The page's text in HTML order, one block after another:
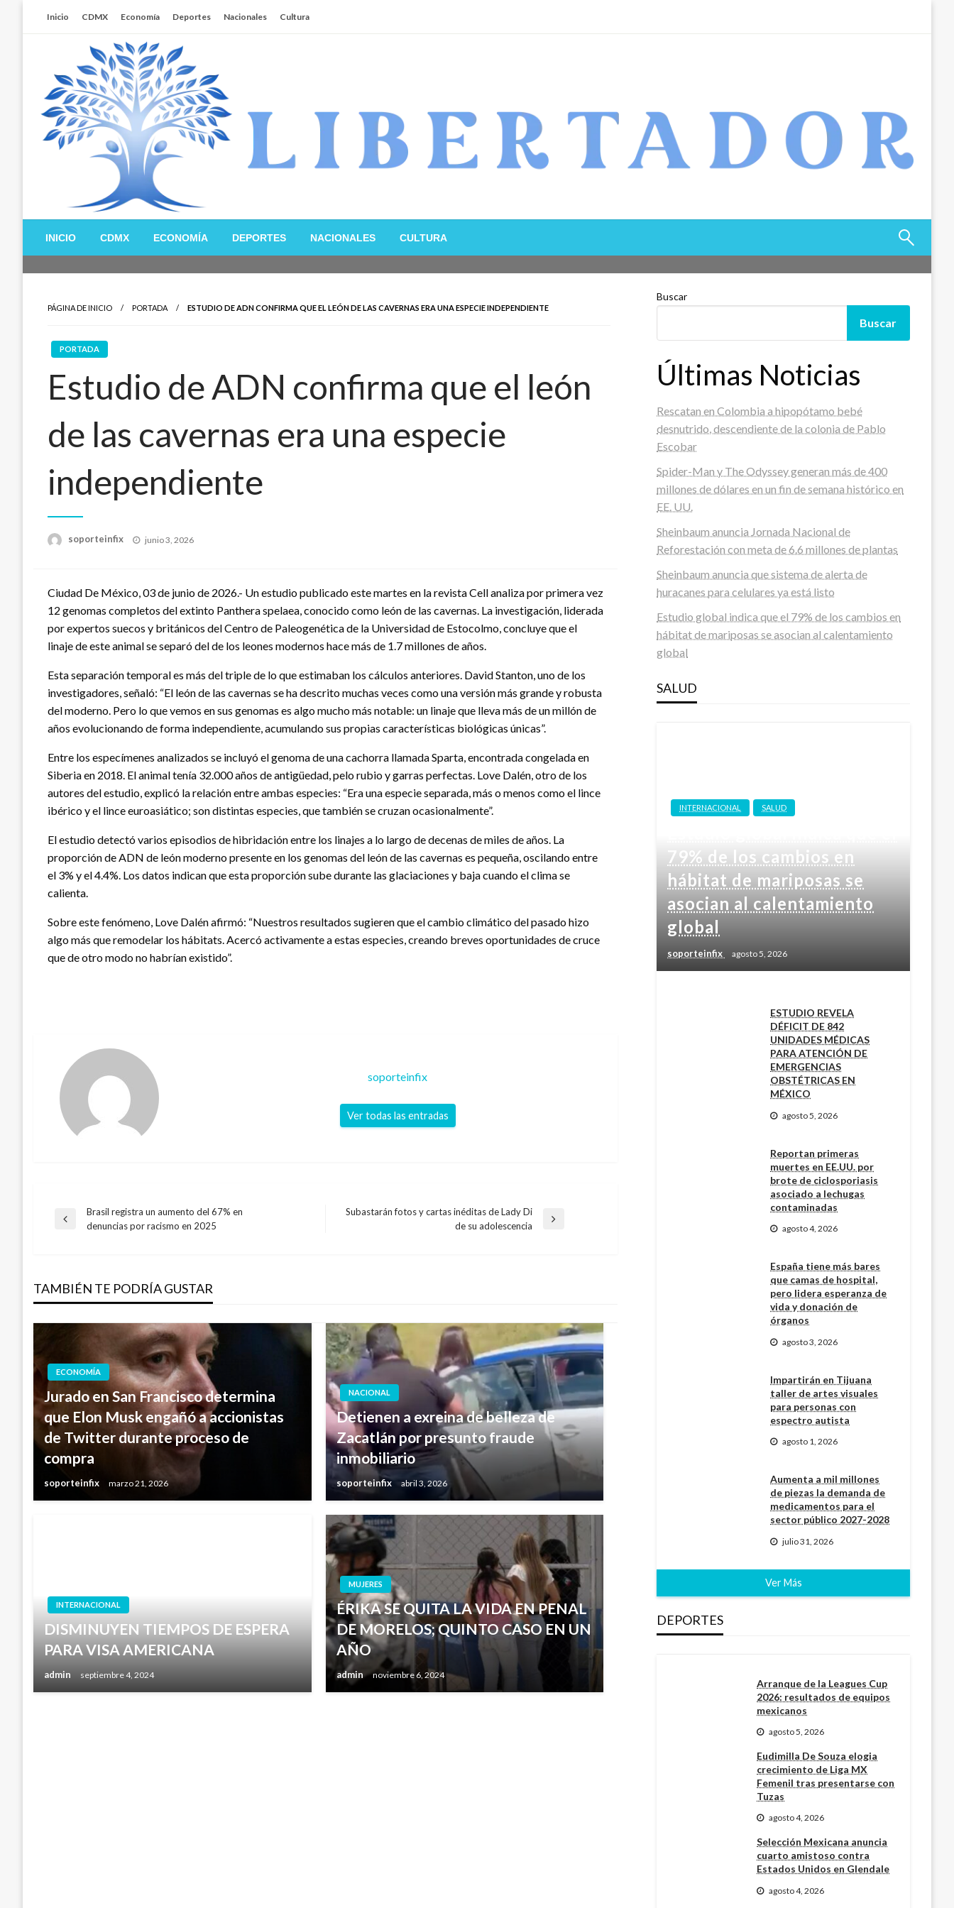
Inicio CDMX Economía Deportes Nacionales Cultura
Libertador MX
INICIO CDMX ECONOMÍA DEPORTES NACIONALES CULTURA
PÁGINA DE INICIO PORTADA ESTUDIO DE ADN CONFIRMA QUE EL LEÓN DE LAS CAVERNAS ERA UNA ESPECIE INDEPENDIENTE
PORTADA
Estudio de ADN confirma que el león
de las cavernas era una especie
independiente
soporteinfix
Publicado
junio 3, 2026
Ciudad De México, 03 de junio de 2026.- Un estudio publicado este martes en la revista Cell analiza por primera vez
12 genomas completos del extinto Panthera spelaea, conocido como león de las cavernas. La investigación, liderada
por expertos suecos y británicos del Centro de Paleogenética de la Universidad de Estocolmo, concluye que el
linaje de este animal se separó del de los leones modernos hace más de 1.7 millones de años.
Esta separación temporal es más del triple de lo que estimaban los cálculos anteriores. David Stanton, uno de los
investigadores, señaló: “El león de las cavernas se ha descrito muchas veces como una versión más grande y robusta
del moderno. Pero lo que vemos en sus genomas es algo mucho más notable: un linaje que lleva más de un millón de
años evolucionando de forma independiente, acumulando sus propias características biológicas únicas”.
Entre los especímenes analizados se incluyó el genoma de una cachorra llamada Sparta, encontrada congelada en
Siberia en 2018. El animal tenía 32.000 años de antigüedad, pelo rubio y garras perfectas. Love Dalén, otro de los
autores del estudio, explicó la relación entre ambas especies: “Era una especie separada, más o menos como el lince
ibérico y el lince euroasiático; son distintas especies, que también se cruzan ocasionalmente”.
El estudio detectó varios episodios de hibridación entre los linajes a lo largo de decenas de miles de años. La
proporción de ADN de león moderno presente en los genomas del león de las cavernas es pequeña, oscilando entre
el 3% y el 4.4%. Los datos indican que esta proporción sube durante las glaciaciones y baja cuando el clima se
calienta.
Sobre este fenómeno, Love Dalén afirmó: “Nuestros resultados sugieren que el cambio climático del pasado hizo
algo más que remodelar los hábitats. Acercó activamente a estas especies, creando breves oportunidades de cruce
que de otro modo no habrían existido”.
soporteinfix
Ver todas las entradas
Navegación
entradas
Entrada
Brasil registra un aumento del 67% en
denuncias por racismo en 2025
Subastarán fotos y cartas inéditas de Lady Di
de su adolescencia
TAMBIÉN TE PODRÍA GUSTAR
ECONOMÍA
Jurado en San Francisco determina
que Elon Musk engañó a accionistas
de Twitter durante proceso de
compra
soporteinfix marzo 21, 2026
NACIONAL
Detienen a exreina de belleza de
Zacatlán por presunto fraude
inmobiliario
soporteinfix abril 3, 2026
INTERNACIONAL
DISMINUYEN TIEMPOS DE ESPERA
PARA VISA AMERICANA
admin septiembre 4, 2024
MUJERES
ÉRIKA SE QUITA LA VIDA EN PENAL
DE MORELOS; QUINTO CASO EN UN
AÑO
admin noviembre 6, 2024
Buscar
Buscar
Últimas Noticias
Rescatan en Colombia a hipopótamo bebé
desnutrido, descendiente de la colonia de Pablo
Escobar
Spider-Man y The Odyssey generan más de 400
millones de dólares en un fin de semana histórico en
EE. UU.
Sheinbaum anuncia Jornada Nacional de
Reforestación con meta de 6.6 millones de plantas
Sheinbaum anuncia que sistema de alerta de
huracanes para celulares ya está listo
Estudio global indica que el 79% de los cambios en
hábitat de mariposas se asocian al calentamiento
global
SALUD
INTERNACIONAL SALUD
79% de los cambios en
hábitat de mariposas se
asocian al calentamiento
global
soporteinfix agosto 5, 2026
ESTUDIO REVELA
DÉFICIT DE 842
UNIDADES MÉDICAS
PARA ATENCIÓN DE
EMERGENCIAS
OBSTÉTRICAS EN
MÉXICO
agosto 5, 2026
Reportan primeras
muertes en EE.UU. por
brote de ciclosporiasis
asociado a lechugas
contaminadas
agosto 4, 2026
España tiene más bares
que camas de hospital,
pero lidera esperanza de
vida y donación de
órganos
agosto 3, 2026
Impartirán en Tijuana
taller de artes visuales
para personas con
espectro autista
agosto 1, 2026
Aumenta a mil millones
de piezas la demanda de
medicamentos para el
sector público 2027-2028
julio 31, 2026
Ver Más
DEPORTES
Arranque de la Leagues Cup
2026: resultados de equipos
mexicanos
agosto 5, 2026
Eudimilla De Souza elogia
crecimiento de Liga MX
Femenil tras presentarse con
Tuzas
agosto 4, 2026
Selección Mexicana anuncia
cuarto amistoso contra
Estados Unidos en Glendale
agosto 4, 2026